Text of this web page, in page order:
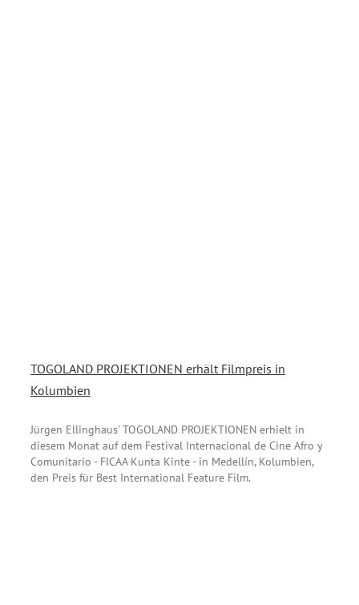
TOGOLAND PROJEKTIONEN erhält Filmpreis in
Kolumbien
Jürgen Ellinghaus' TOGOLAND PROJEKTIONEN erhielt in
diesem Monat auf dem Festival Internacional de Cine Afro y
Comunitario - FICAA Kunta Kinte - in Medellín, Kolumbien,
den Preis für Best International Feature Film.